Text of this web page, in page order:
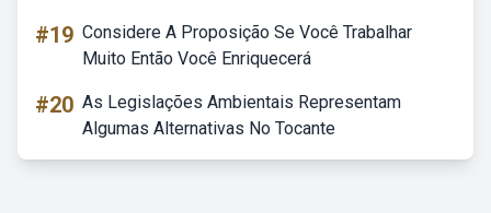
#19 Considere A Proposição Se Você Trabalhar
Muito Então Você Enriquecerá
#20 As Legislações Ambientais Representam
Algumas Alternativas No Tocante